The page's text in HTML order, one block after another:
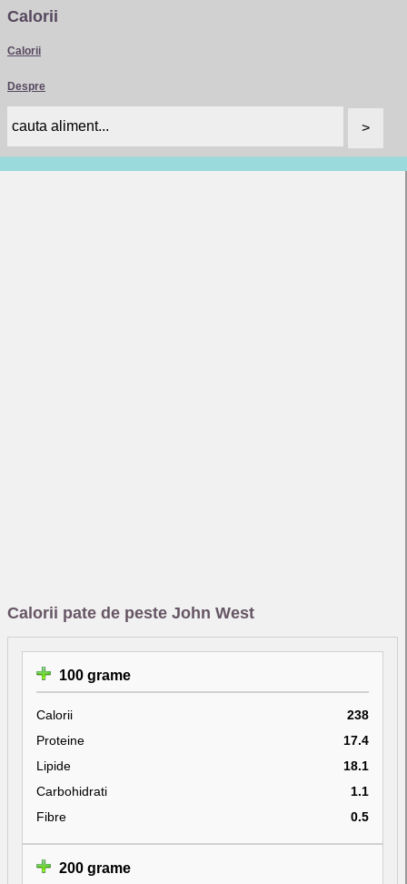
Calorii
Calorii
Despre
Calorii pate de peste John West
100 grame
Calorii
238
Proteine
17.4
Lipide
18.1
Carbohidrati
1.1
Fibre
0.5
200 grame